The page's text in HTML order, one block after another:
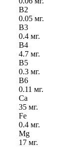
B2
0.05 мг.
B3
0.4 мг.
B4
4.7 мг.
B5
0.3 мг.
B6
0.11 мг.
Ca
35 мг.
Fe
0.4 мг.
Mg
17 мг.